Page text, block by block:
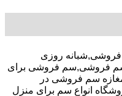
مشاوره رایگان واحد فروش سم 09196351909 سم فروشی,شبانه روزی
فروشی,سم فروشی برای
سم فروشی در
انواع سم برای منزل